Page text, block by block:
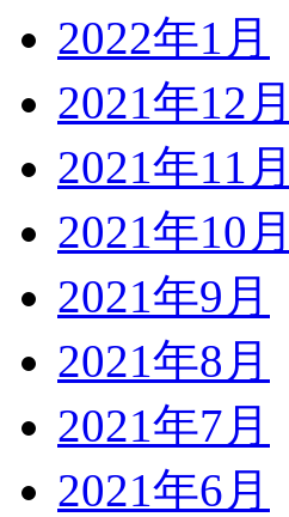
2022年1月
2021年12月
2021年11月
2021年10月
2021年9月
2021年8月
2021年7月
2021年6月